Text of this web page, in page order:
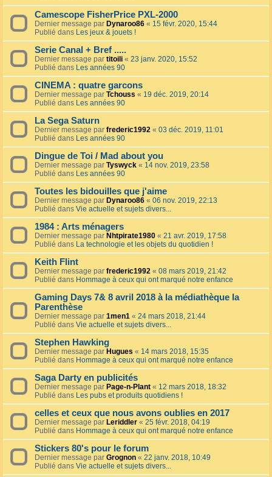
Camescope FisherPrice PXL-2000
Dernier message par Dynaroo86 « 15 févr. 2020, 15:44
Publié dans Les jeux & jouets !
Serie Canal + Bref .....
Dernier message par titoili « 23 janv. 2020, 15:52
Publié dans Les années 90
CINEMA : quatre garcons
Dernier message par Tchouss « 19 déc. 2019, 20:14
Publié dans Les années 90
La Sega Saturn
Dernier message par frederic1992 « 03 déc. 2019, 11:01
Publié dans Les années 90
Dingue de Toi / Mad about you
Dernier message par Tyswyck « 14 nov. 2019, 23:58
Publié dans Les années 90
Toutes les bidouilles que j'aime
Dernier message par Dynaroo86 « 06 nov. 2019, 22:13
Publié dans Vie actuelle et sujets divers...
1984 : Arts ménagers
Dernier message par Nhtpirate1980 « 21 avr. 2019, 17:58
Publié dans La technologie et les objets du quotidien !
Keith Flint
Dernier message par frederic1992 « 08 mars 2019, 21:42
Publié dans Hommage à ceux qui ont marqué notre enfance
Gaming Days 7& 8 avril 2018 à la médiathèque la
Parenthèse
Dernier message par 1men1 « 24 mars 2018, 21:44
Publié dans Vie actuelle et sujets divers...
Stephen Hawking
Dernier message par Hugues « 14 mars 2018, 15:35
Publié dans Hommage à ceux qui ont marqué notre enfance
Saga Darty en publicités
Dernier message par Page-n-Plant « 12 mars 2018, 18:32
Publié dans Les pubs et produits quotidiens !
celles et ceux que nous avons oublies en 2017
Dernier message par Leriddler « 25 févr. 2018, 04:19
Publié dans Hommage à ceux qui ont marqué notre enfance
Stickers 80's pour le forum
Dernier message par Grognon « 22 janv. 2018, 10:49
Publié dans Vie actuelle et sujets divers...